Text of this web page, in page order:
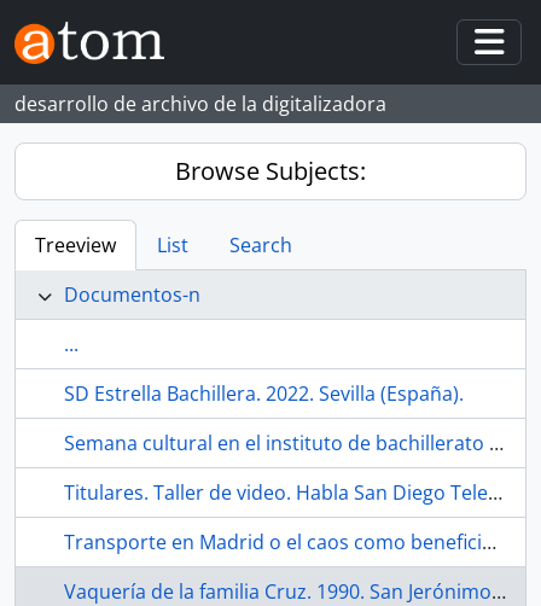
Skip to main content
desarrollo de archivo de la digitalizadora
Browse Subjects:
Treeview List
Search
Documentos-n
...
SD Estrella Bachillera. 2022. Sevilla (España).
Semana cultural en el instituto de bachillerato de la barriada Los Príncipes. Habla San Diego Television. 1990-12. Sevilla (España).
Titulares. Taller de video. Habla San Diego Television. 1990-12. Sevilla (España).
Transporte en Madrid o el caos como beneficio del capital. 1977. Madrid (España).
Vaquería de la familia Cruz. 1990. San Jerónimo (Sevilla, España)